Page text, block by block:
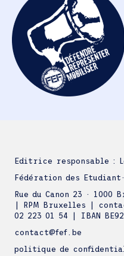
Editrice responsable :
Fédération des
Rue du Canon 23 · 1000
| RPM Bruxelles |
02 223 01 54 | IBAN
contact@fef.be
politique de